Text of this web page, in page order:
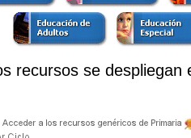
recursos se despliegan